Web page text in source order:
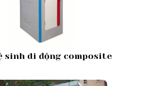
sinh di động composite